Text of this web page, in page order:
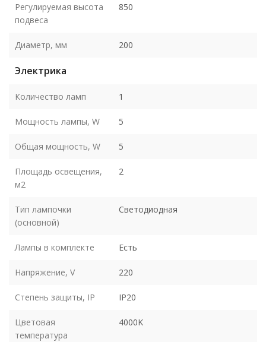
Регулируемая высота
подвеса
850
Диаметр, мм 200
Электрика
Количество ламп 1
Мощность лампы, W 5
Общая мощность, W 5
Площадь освещения,
м2
2
Тип лампочки
(основной)
Светодиодная
Лампы в комплекте Есть
Напряжение, V 220
Степень защиты, IP IP20
Цветовая
температура
4000K